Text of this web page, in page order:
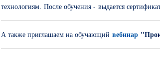
технологиям. После обучения - выдается
А также приглашаем на обучающий вебинар